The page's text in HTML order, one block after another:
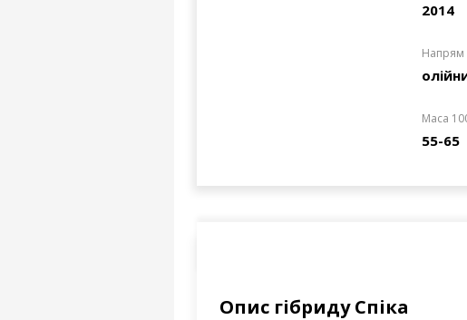
2014
Напрям
Маса
55-65
Опис гібриду Спіка